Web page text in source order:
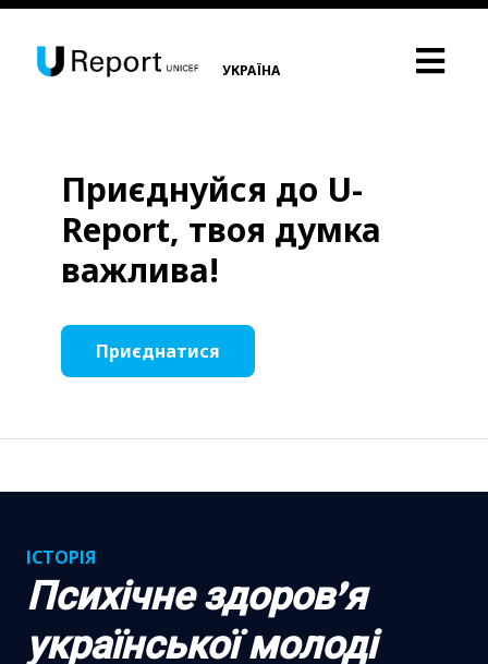
УКРАЇНА
Приєднуйся до U-
Report, твоя думка
важлива!
Приєднатися
ІСТОРІЯ
Психічне здоровʼя
української молоді